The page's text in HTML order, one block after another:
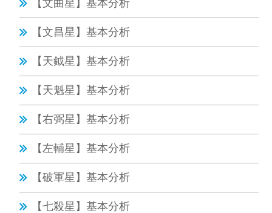
【文曲星】基本分析
【文昌星】基本分析
【天鉞星】基本分析
【天魁星】基本分析
【右弼星】基本分析
【左輔星】基本分析
【破軍星】基本分析
【七殺星】基本分析